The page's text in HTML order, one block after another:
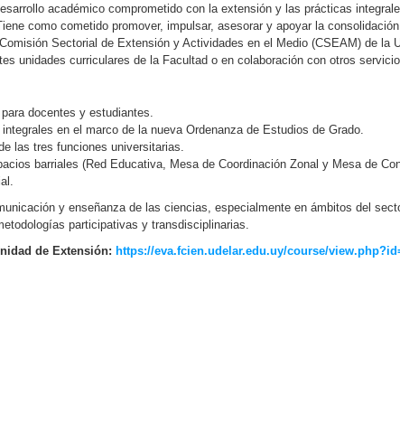
académico comprometido con la extensión y las prácticas
como cometido promover, impulsar, asesorar y apoyar la
Sectorial de Extensión y Actividades en el Medio (CSEAM) de la
unidades curriculares de la Facultad o en colaboración con otros
docentes y estudiantes.
en el marco de la nueva Ordenanza de Estudios de Grado.
las tres funciones universitarias.
barriales (Red Educativa, Mesa de Coordinación Zonal y Mesa de
y enseñanza de las ciencias, especialmente en ámbitos del
participativas y transdisciplinarias.
de Extensión: https://eva.fcien.udelar.edu.uy/course/